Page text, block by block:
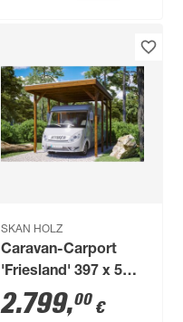
SKAN HOLZ
Caravan-Carport
'Friesland' 397 x 555
cm nussbaum
2.799,00 €